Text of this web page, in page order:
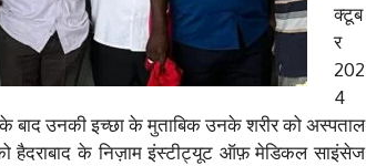
क्टूब
र
202
4
बाद उनकी इच्छा के मुताबिक उनके शरीर को अस्पताल
हैदराबाद के निज़ाम इंस्टीट्यूट ऑफ़ मेडिकल साइंसेज